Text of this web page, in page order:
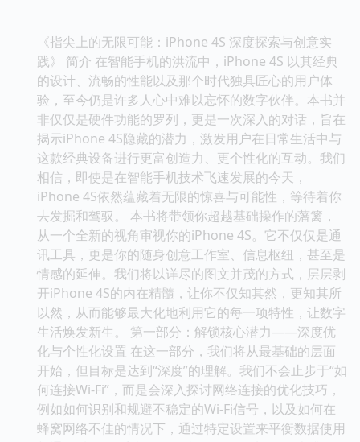
《指尖上的无限可能：iPhone 4S 深度探索与创意实
践》 简介 在智能手机的洪流中，iPhone 4S 以其经典
的设计、流畅的性能以及那个时代独具匠心的用户体
验，至今仍是许多人心中难以忘怀的数字伙伴。本书并
非仅仅是硬件功能的罗列，更是一次深入的对话，旨在
揭示iPhone 4S隐藏的潜力，激发用户在日常生活中与
这款经典设备进行更富创造力、更个性化的互动。我们
相信，即使是在智能手机技术飞速发展的今天，
iPhone 4S依然蕴藏着无限的惊喜与可能性，等待着你
去发掘和驾驭。 本书将带领你超越基础操作的藩篱，
从一个全新的视角审视你的iPhone 4S。它不仅仅是通
讯工具，更是你的随身创意工作室、信息枢纽，甚至是
情感的延伸。我们将以详尽的图文并茂的方式，层层剥
开iPhone 4S的内在精髓，让你不仅知其然，更知其所
以然，从而能够最大化地利用它的每一项特性，让数字
生活焕发新生。 第一部分：解锁核心潜力——深度优
化与个性化设置 在这一部分，我们将从最基础的层面
开始，但目标是达到“深度”的理解。我们不会止步于“如
何连接Wi-Fi”，而是会深入探讨网络连接的优化技巧，
例如如何识别和规避不稳定的Wi-Fi信号，以及如何在
蜂窝网络不佳的情况下，通过特定设置来平衡数据使用